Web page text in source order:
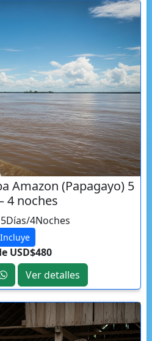
Amazon (Papagayo) 5
4 noches
4Noches
Incluye
USD$480
Ver detalles